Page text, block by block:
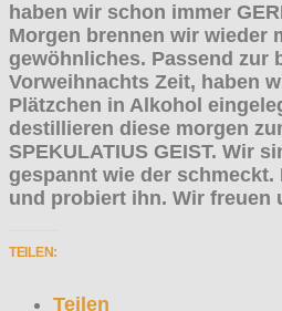
haben wir schon immer
Morgen brennen wir wieder
gewöhnliches. Passend zur
Vorweihnachts Zeit, haben
Plätzchen in Alkohol
destillieren diese morgen
SPEKULATIUS GEIST. Wir
gespannt wie der schmeckt.
und probiert ihn. Wir freuen
TEILEN:
Teilen